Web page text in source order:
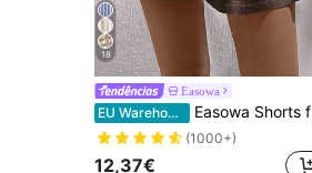
18
Easowa
EU Warehouse Easowa Shorts femininos casuais de linho, adequados para primavera/verão
(1000+)
12,37€